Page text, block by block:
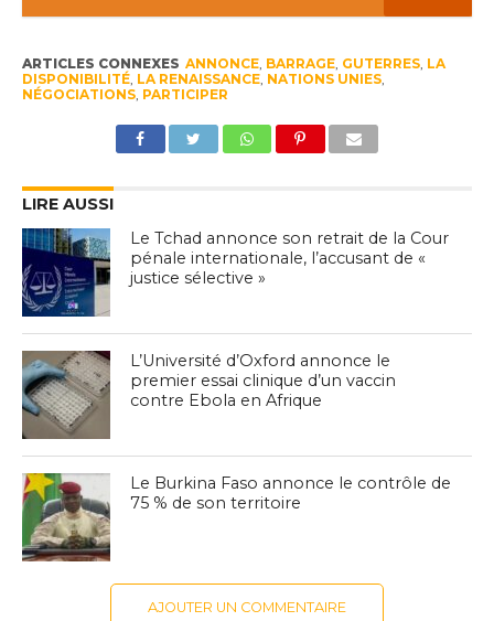
ARTICLES CONNEXES ANNONCE, BARRAGE, GUTERRES, LA
DISPONIBILITÉ, LA RENAISSANCE, NATIONS UNIES,
NÉGOCIATIONS, PARTICIPER
LIRE AUSSI
Le Tchad annonce son retrait de la Cour
pénale internationale, l’accusant de «
justice sélective »
L’Université d’Oxford annonce le
premier essai clinique d’un vaccin
contre Ebola en Afrique
Le Burkina Faso annonce le contrôle de
75 % de son territoire
AJOUTER UN COMMENTAIRE